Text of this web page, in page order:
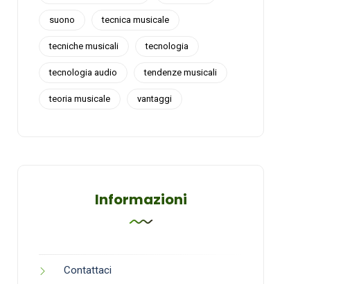
suono tecnica musicale
tecniche musicali tecnologia
tecnologia audio tendenze musicali
teoria musicale vantaggi
Informazioni
Contattaci